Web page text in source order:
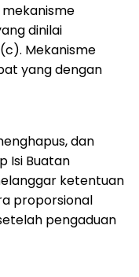
dinilai
Mekanisme
yang dengan
dan
Isi Buatan
ketentuan
proporsional
pengaduan